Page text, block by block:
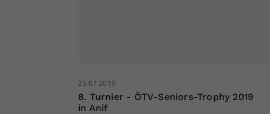
25.07.2019
8. Turnier - ÖTV-Seniors-Trophy 2019
in Anif